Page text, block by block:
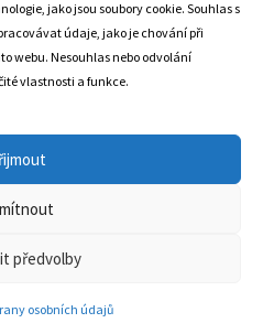
jako jsou soubory cookie. Souhlas s
údaje, jako je chování při
webu. Nesouhlas nebo odvolání
vlastnosti a funkce.
předvolby
osobních údajů